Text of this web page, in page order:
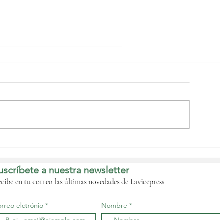
del Golpe
Libertad
a nuestra newsletter
en tu correo las últimas novedades de Lavicepress
elctrónio Nombre